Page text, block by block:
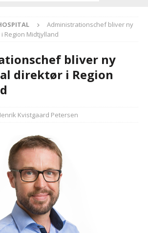
Administrationschef bliver ny
Midtjylland
bliver ny
direktør i Region
Kvistgaard Petersen